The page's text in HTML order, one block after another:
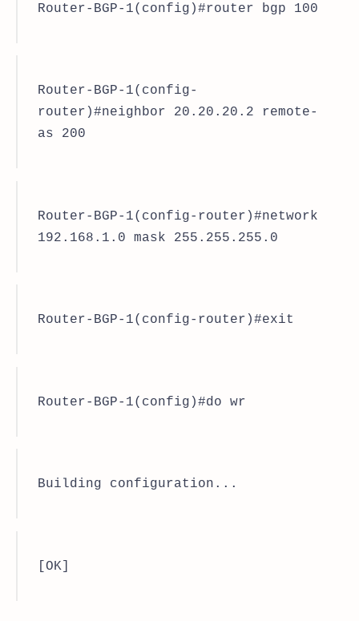
Router-BGP-1(config)#router bgp 100
Router-BGP-1(config-
router)#neighbor 20.20.20.2 remote-
as 200
Router-BGP-1(config-router)#network
192.168.1.0 mask 255.255.255.0
Router-BGP-1(config-router)#exit
Router-BGP-1(config)#do wr
Building configuration...
[OK]